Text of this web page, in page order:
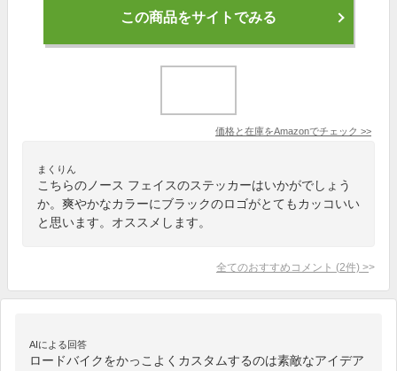
この商品をサイトでみる
価格と在庫をAmazonでチェック >>
まくりん
こちらのノース フェイスのステッカーはいかがでしょう
か。爽やかなカラーにブラックのロゴがとてもカッコいい
と思います。オススメします。
全てのおすすめコメント (2件) >
AIによる回答
ロードバイクをかっこよくカスタムするのは素敵なアイデア